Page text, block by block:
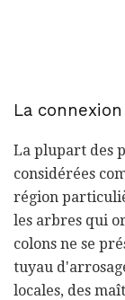
La
La plupart des
considérées
région
les arbres qui
colons ne se
tuyau
locales, des